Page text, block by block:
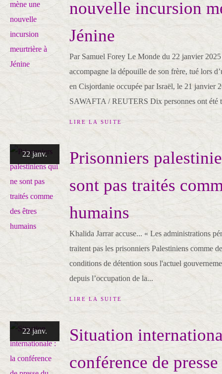
nouvelle incursion
Jénine
Par Samuel Forey Le Monde du 22 janvier
accompagne la dépouille de son frère, tué lors
en Cisjordanie occupée par Israël, le 21 janvier
SAWAFTA / REUTERS Dix personnes ont été
LIRE LA SUITE
22 janv.
Prisonniers
sont pas traités
humains
Khalida Jarrar accuse... « Les administrations
traitent pas les prisonniers Palestiniens comme
conditions de détention sous l'actuel
depuis l’occupation de la...
LIRE LA SUITE
22 janv.
Situation
conférence de